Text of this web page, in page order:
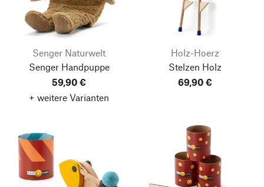
Senger Naturwelt
Senger Handpuppe
59,90 €
+ weitere Varianten
Holz-Hoerz
Stelzen Holz
69,90 €